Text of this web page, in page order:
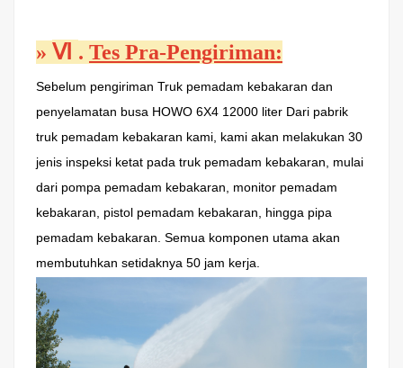
» Ⅵ . Tes Pra-Pengiriman:
Sebelum pengiriman Truk pemadam kebakaran dan
penyelamatan busa HOWO 6X4 12000 liter Dari pabrik
truk pemadam kebakaran kami, kami akan melakukan 30
jenis inspeksi ketat pada truk pemadam kebakaran, mulai
dari pompa pemadam kebakaran, monitor pemadam
kebakaran, pistol pemadam kebakaran, hingga pipa
pemadam kebakaran. Semua komponen utama akan
membutuhkan setidaknya 50 jam kerja.